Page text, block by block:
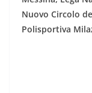
Nuovo Circolo
Polisportiva